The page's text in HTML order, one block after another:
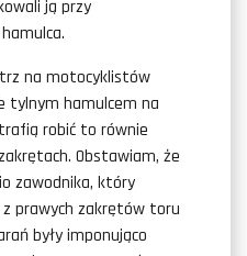
ją przy
na motocyklistów
tylnym hamulcem na
robić to równie
Obstawiam, że
zawodnika, który
prawych zakrętów toru
były imponująco